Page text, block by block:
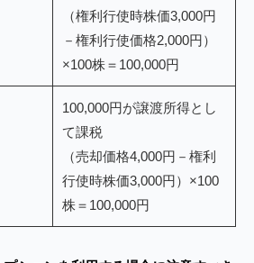
（権利行使時株価3,000円
－権利行使価格2,000円）
×100株＝100,000円
100,000円が譲渡所得とし
て課税
（売却価格4,000円－権利
行使時株価3,000円）×100
株＝100,000円